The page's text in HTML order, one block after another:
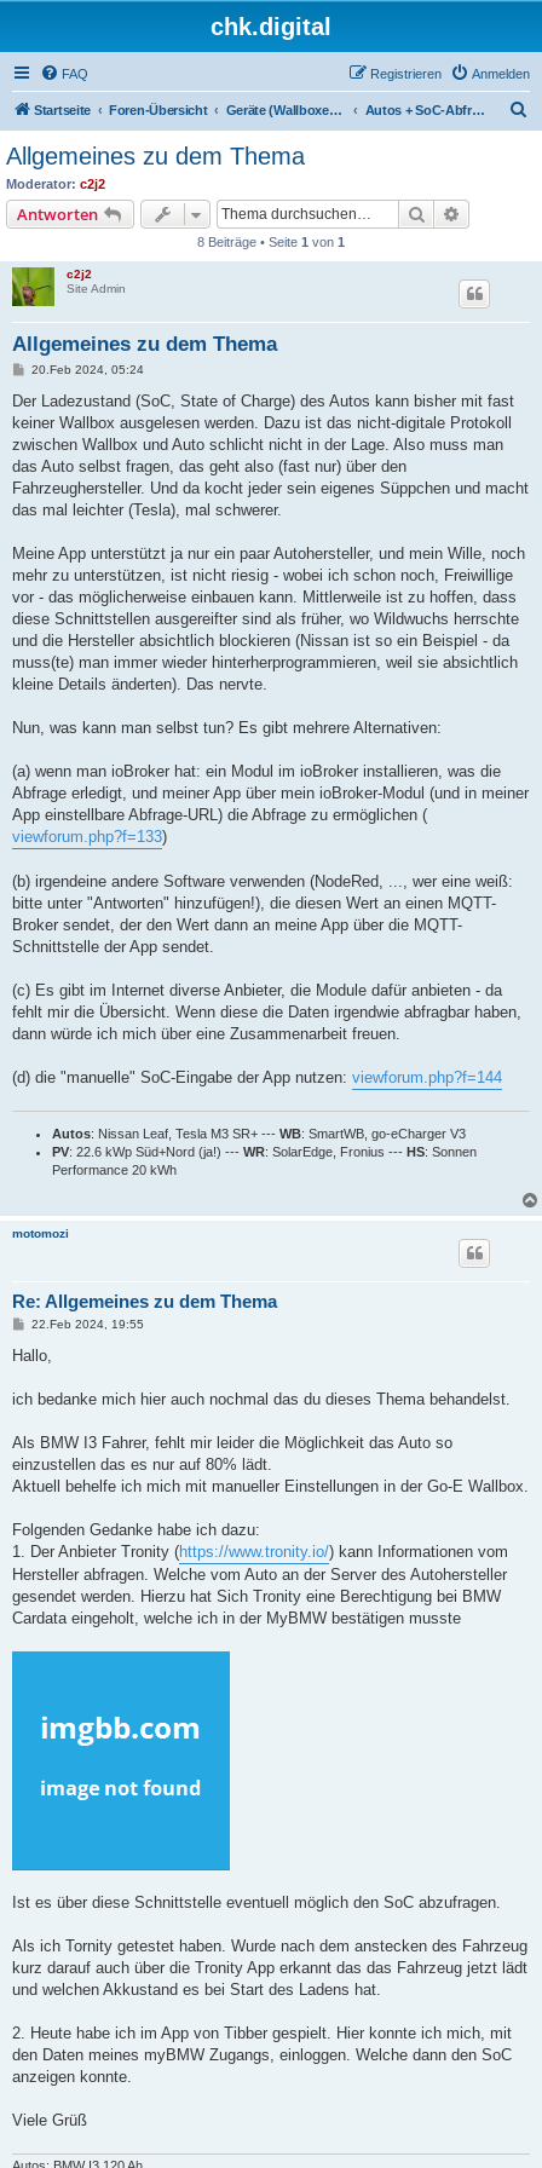
chk.digital
FAQ Anmelden
Registrieren
Startseite Foren-Übersicht Geräte (Wallboxen, Stromquellen, Autos) Autos + SoC-Abfragen
Allgemeines zu dem Thema
Moderator: c2j2
Antworten Suche
8 Beiträge • Seite 1 von 1
c2j2
Site Admin
Allgemeines zu dem Thema
B
i
r
a
20.Feb 2024, 05:24
Der Ladezustand (SoC, State of Charge) des Autos kann bisher mit fast
keiner Wallbox ausgelesen werden. Dazu ist das nicht-digitale Protokoll
zwischen Wallbox und Auto schlicht nicht in der Lage. Also muss man
das Auto selbst fragen, das geht also (fast nur) über den
Fahrzeughersteller. Und da kocht jeder sein eigenes Süppchen und macht
das mal leichter (Tesla), mal schwerer.
Meine App unterstützt ja nur ein paar Autohersteller, und mein Wille, noch
mehr zu unterstützen, ist nicht riesig - wobei ich schon noch, Freiwillige
vor - das möglicherweise einbauen kann. Mittlerweile ist zu hoffen, dass
diese Schnittstellen ausgereifter sind als früher, wo Wildwuchs herrschte
und die Hersteller absichtlich blockieren (Nissan ist so ein Beispiel - da
muss(te) man immer wieder hinterherprogrammieren, weil sie absichtlich
kleine Details änderten). Das nervte.
Nun, was kann man selbst tun? Es gibt mehrere Alternativen:
(a) wenn man ioBroker hat: ein Modul im ioBroker installieren, was die
Abfrage erledigt, und meiner App über mein ioBroker-Modul (und in meiner
App einstellbare Abfrage-URL) die Abfrage zu ermöglichen (
viewforum.php?f=133)
(b) irgendeine andere Software verwenden (NodeRed, ..., wer eine weiß:
bitte unter "Antworten" hinzufügen!), die diesen Wert an einen MQTT-
Broker sendet, der den Wert dann an meine App über die MQTT-
Schnittstelle der App sendet.
(c) Es gibt im Internet diverse Anbieter, die Module dafür anbieten - da
fehlt mir die Übersicht. Wenn diese die Daten irgendwie abfragbar haben,
dann würde ich mich über eine Zusammenarbeit freuen.
(d) die "manuelle" SoC-Eingabe der App nutzen: viewforum.php?f=144
Autos: Nissan Leaf, Tesla M3 SR+ --- WB: SmartWB, go-eCharger V3
PV: 22.6 kWp Süd+Nord (ja!) --- WR: SolarEdge, Fronius --- HS: Sonnen
Performance 20 kWh
motomozi
Re: Allgemeines zu dem Thema
B
i
a
22.Feb 2024, 19:55
Hallo,
ich bedanke mich hier auch nochmal das du dieses Thema behandelst.
Als BMW I3 Fahrer, fehlt mir leider die Möglichkeit das Auto so
einzustellen das es nur auf 80% lädt.
Aktuell behelfe ich mich mit manueller Einstellungen in der Go-E Wallbox.
Folgenden Gedanke habe ich dazu:
1. Der Anbieter Tronity (https://www.tronity.io/) kann Informationen vom
Hersteller abfragen. Welche vom Auto an der Server des Autohersteller
gesendet werden. Hierzu hat Sich Tronity eine Berechtigung bei BMW
Cardata eingeholt, welche ich in der MyBMW bestätigen musste
Ist es über diese Schnittstelle eventuell möglich den SoC abzufragen.
Als ich Tornity getestet haben. Wurde nach dem anstecken des Fahrzeug
kurz darauf auch über die Tronity App erkannt das das Fahrzeug jetzt lädt
und welchen Akkustand es bei Start des Ladens hat.
2. Heute habe ich im App von Tibber gespielt. Hier konnte ich mich, mit
den Daten meines myBMW Zugangs, einloggen. Welche dann den SoC
anzeigen konnte.
Viele Grüß